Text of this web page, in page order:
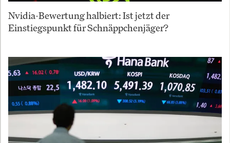
Nvidia-Bewertung halbiert: Ist jetzt der
Einstiegspunkt für Schnäppchenjäger?